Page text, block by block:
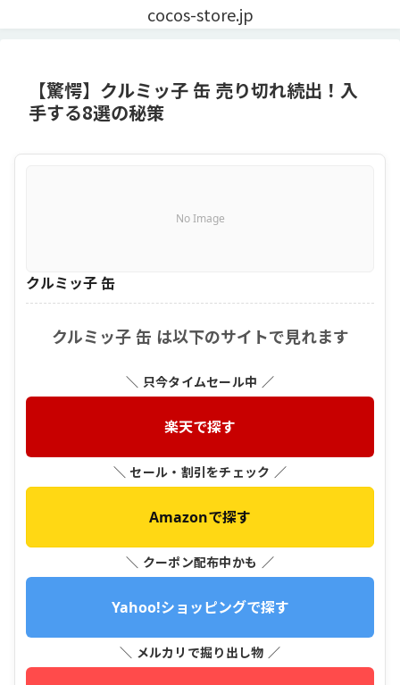
cocos-store.jp
【驚愕】クルミッ子 缶 売り切れ続出！入
手する8選の秘策
No Image
クルミッ子 缶
クルミッ子 缶 は以下のサイトで見れます
＼ 只今タイムセール中 ／
楽天で探す
＼ セール・割引をチェック ／
Amazonで探す
＼ クーポン配布中かも ／
Yahoo!ショッピングで探す
＼ メルカリで掘り出し物 ／